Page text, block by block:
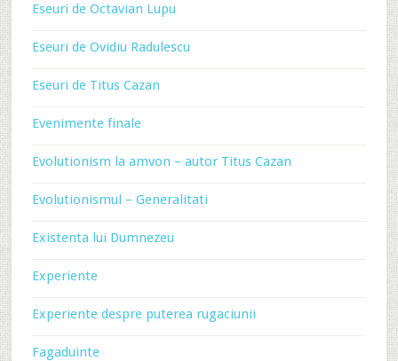
Eseuri de Octavian Lupu
Eseuri de Ovidiu Radulescu
Eseuri de Titus Cazan
Evenimente finale
Evolutionism la amvon – autor Titus Cazan
Evolutionismul – Generalitati
Existenta lui Dumnezeu
Experiente
Experiente despre puterea rugaciunii
Fagaduinte